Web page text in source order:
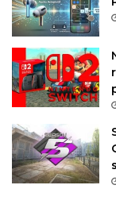
Huawei (montres,
Un
mais des
Disponible à
par son hardware
NEXT pourrait
expérience